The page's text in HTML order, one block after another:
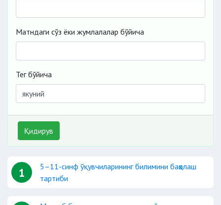
Матндаги сўз ёки жумлалалар бўйича
Тег бўйича
Қидирув
1
5–11-синф ўқувчиларининг билимини баҳолаш
тартиби